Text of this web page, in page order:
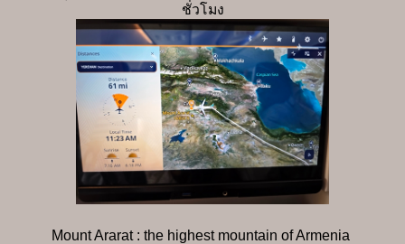
ชั่วโมง
Mount Ararat : the highest mountain of Armenia